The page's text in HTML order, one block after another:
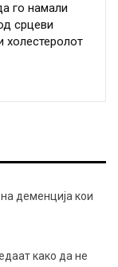
го намали
срцеви
холестеролот
деменција кои
како да не